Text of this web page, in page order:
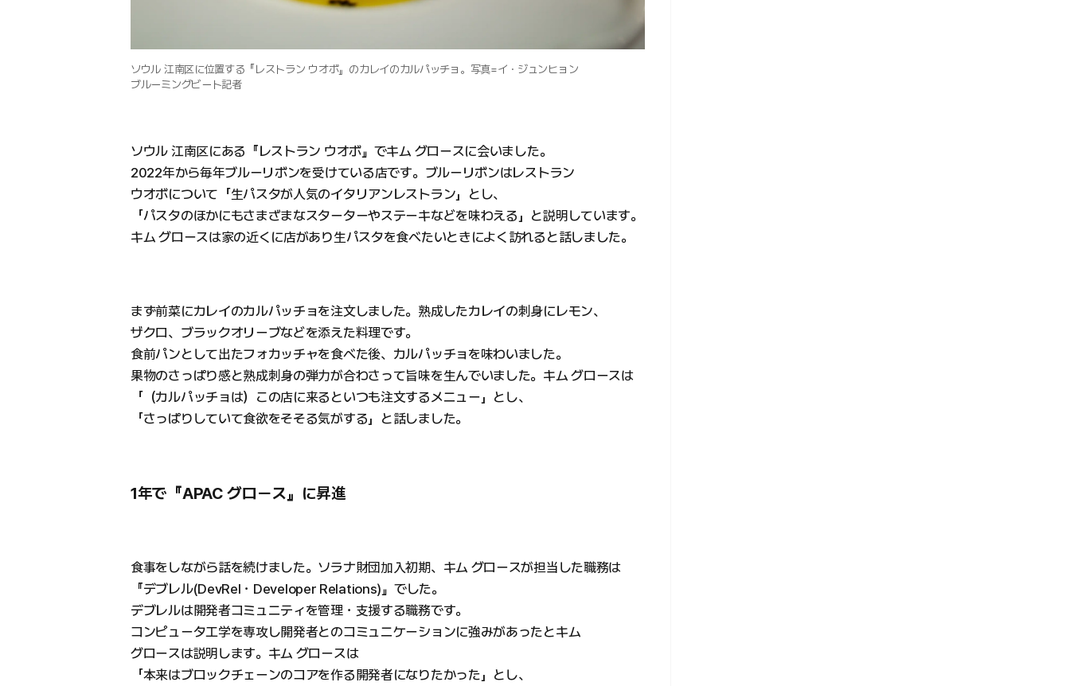
ソウル 江南区に位置する『レストラン ウオボ』のカレイのカルパッチョ。写真=イ・ジュンヒョン
ブルーミングビート記者
ソウル 江南区にある『レストラン ウオボ』でキム グロースに会いました。
2022年から毎年ブルーリボンを受けている店です。ブルーリボンはレストラン
ウオボについて「生パスタが人気のイタリアンレストラン」とし、
「パスタのほかにもさまざまなスターターやステーキなどを味わえる」と説明しています。
キム グロースは家の近くに店があり生パスタを食べたいときによく訪れると話しました。
まず前菜にカレイのカルパッチョを注文しました。熟成したカレイの刺身にレモン、
ザクロ、ブラックオリーブなどを添えた料理です。
食前パンとして出たフォカッチャを食べた後、カルパッチョを味わいました。
果物のさっぱり感と熟成刺身の弾力が合わさって旨味を生んでいました。キム グロースは
「（カルパッチョは）この店に来るといつも注文するメニュー」とし、
「さっぱりしていて食欲をそそる気がする」と話しました。
1年で『APAC グロース』に昇進
食事をしながら話を続けました。ソラナ財団加入初期、キム グロースが担当した職務は
『デブレル(DevRel・Developer Relations)』でした。
デブレルは開発者コミュニティを管理・支援する職務です。
コンピュータ工学を専攻し開発者とのコミュニケーションに強みがあったとキム
グロースは説明します。キム グロースは
「本来はブロックチェーンのコアを作る開発者になりたかった」とし、